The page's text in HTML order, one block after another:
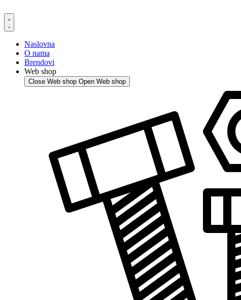
to
content
Naslovna
O nama
Brendovi
Web shop
Close Web shop Open Web shop